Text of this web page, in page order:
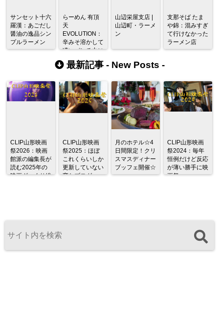
サンセット十六
羅漢：あごだし
醤油の逸品シン
プルラーメン
らーめん 有頂
天
EVOLUTION：
辛みそ溶かして
凄いパンチ力に
なり無敵になる
山辺栄屋支店 |
山辺町・ラーメ
ン
支那そば たま
や錦：混みすぎ
て行けなかった
ラーメン店
最新記事 - New Posts -
CLIP山形映画
祭2026：映画
館派の編集長が
読む2025年の
映画ざっくり総
CLIP山形映画
祭2025：ほぼ
これくらいしか
更新していない
変なブログ
月のホテル☆4
日間限定！クリ
スマスディナー
ブッフェ開催☆
CLIP山形映画
祭2024：毎年
恒例だけど反応
が薄い勝手に映
画祭